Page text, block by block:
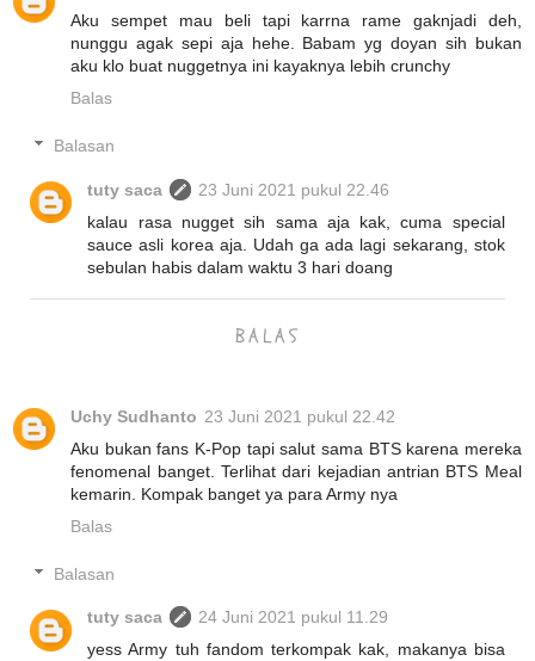
Aku sempet mau beli tapi karrna rame gaknjadi deh,
nunggu agak sepi aja hehe. Babam yg doyan sih bukan
aku klo buat nuggetnya ini kayaknya lebih crunchy
Balas
Balasan
tuty saca
23 Juni 2021 pukul 22.46
kalau rasa nugget sih sama aja kak, cuma special
sauce asli korea aja. Udah ga ada lagi sekarang, stok
sebulan habis dalam waktu 3 hari doang
BALAS
Uchy Sudhanto 23 Juni 2021 pukul 22.42
Aku bukan fans K-Pop tapi salut sama BTS karena mereka
fenomenal banget. Terlihat dari kejadian antrian BTS Meal
kemarin. Kompak banget ya para Army nya
Balas
Balasan
tuty saca
24 Juni 2021 pukul 11.29
yess Army tuh fandom terkompak kak, makanya bisa